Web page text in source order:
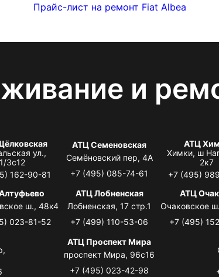
Прайс-лист на ремонт Fiat Albea
и
ул.,
1/3с12
162-90-81
АТЦ Семеновская
Семёновский пер, 4А
+7 (495) 085-74-61
АТЦ
Химки, ш
2к7
+7 (495)
ш., 48к4
023-81-52
АТЦ Лобненская
Лобненская, 17 стр.1
+7 (499) 110-53-06
АТЦ
Очаковское
+7 (495)
АТЦ Проспект Мира
проспект Мира, 96с16
+7 (495) 023-42-98